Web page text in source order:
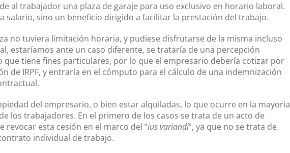
al trabajador una plaza de garaje para uso exclusivo en horario laboral.
salario, sino un beneficio dirigido a facilitar la prestación del trabajo.
no tuviera limitación horaria, y pudiese disfrutarse de la misma incluso
estaríamos ante un caso diferente, se trataría de una percepción
que tiene fines particulares, por lo que el empresario debería cotizar por
de IRPF, y entraría en el cómputo para el cálculo de una indemnización
del empresario, o bien estar alquiladas, lo que ocurre en la mayoría
los trabajadores. En el primero de los casos se trata de un acto de
revocar esta cesión en el marco del “ius variandi”, ya que no se trata de
individual de trabajo.